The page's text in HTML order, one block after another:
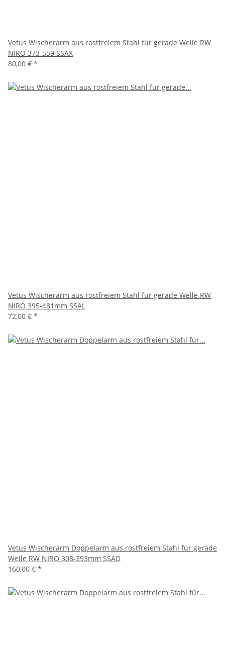
Vetus Wischerarm aus rostfreiem Stahl für gerade Welle RW
NIRO 373-559 SSAX
80,00 € *
Vetus Wischerarm aus rostfreiem Stahl für gerade Welle RW
NIRO 395-481mm SSAL
72,00 € *
Vetus Wischerarm Doppelarm aus rostfreiem Stahl für gerade
Welle RW NIRO 308-393mm SSAD
160,00 € *